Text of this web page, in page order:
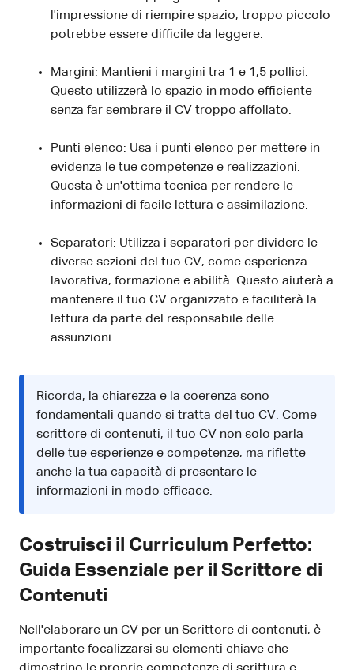
l'impressione di riempire spazio, troppo piccolo
potrebbe essere difficile da leggere.
Margini: Mantieni i margini tra 1 e 1,5 pollici.
Questo utilizzerà lo spazio in modo efficiente
senza far sembrare il CV troppo affollato.
Punti elenco: Usa i punti elenco per mettere in
evidenza le tue competenze e realizzazioni.
Questa è un'ottima tecnica per rendere le
informazioni di facile lettura e assimilazione.
Separatori: Utilizza i separatori per dividere le
diverse sezioni del tuo CV, come esperienza
lavorativa, formazione e abilità. Questo aiuterà a
mantenere il tuo CV organizzato e faciliterà la
lettura da parte del responsabile delle
assunzioni.
Ricorda, la chiarezza e la coerenza sono
fondamentali quando si tratta del tuo CV. Come
scrittore di contenuti, il tuo CV non solo parla
delle tue esperienze e competenze, ma riflette
anche la tua capacità di presentare le
informazioni in modo efficace.
Costruisci il Curriculum Perfetto:
Guida Essenziale per il Scrittore di
Contenuti
Nell'elaborare un CV per un Scrittore di contenuti, è
importante focalizzarsi su elementi chiave che